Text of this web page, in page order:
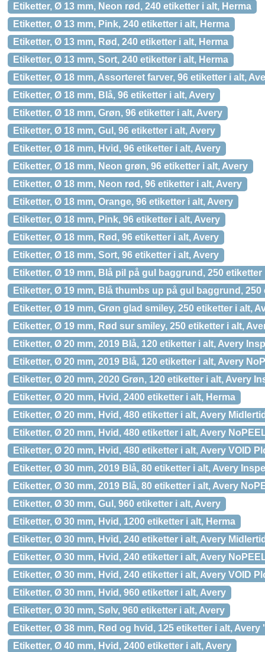
Etiketter, Ø 13 mm, Neon rød, 240 etiketter i alt, Herma
Etiketter, Ø 13 mm, Pink, 240 etiketter i alt, Herma
Etiketter, Ø 13 mm, Rød, 240 etiketter i alt, Herma
Etiketter, Ø 13 mm, Sort, 240 etiketter i alt, Herma
Etiketter, Ø 18 mm, Assorteret farver, 96 etiketter i alt,
Etiketter, Ø 18 mm, Blå, 96 etiketter i alt, Avery
Etiketter, Ø 18 mm, Grøn, 96 etiketter i alt, Avery
Etiketter, Ø 18 mm, Gul, 96 etiketter i alt, Avery
Etiketter, Ø 18 mm, Hvid, 96 etiketter i alt, Avery
Etiketter, Ø 18 mm, Neon grøn, 96 etiketter i alt, Avery
Etiketter, Ø 18 mm, Neon rød, 96 etiketter i alt, Avery
Etiketter, Ø 18 mm, Orange, 96 etiketter i alt, Avery
Etiketter, Ø 18 mm, Pink, 96 etiketter i alt, Avery
Etiketter, Ø 18 mm, Rød, 96 etiketter i alt, Avery
Etiketter, Ø 18 mm, Sort, 96 etiketter i alt, Avery
Etiketter, Ø 19 mm, Blå pil på gul baggrund, 250
Etiketter, Ø 19 mm, Blå thumbs up på gul baggrund,
Etiketter, Ø 19 mm, Grøn glad smiley, 250 etiketter i alt,
Etiketter, Ø 19 mm, Rød sur smiley, 250 etiketter i alt,
Etiketter, Ø 20 mm, 2019 Blå, 120 etiketter i alt, Avery
Etiketter, Ø 20 mm, 2019 Blå, 120 etiketter i alt, Avery
Etiketter, Ø 20 mm, 2020 Grøn, 120 etiketter i alt, Avery
Etiketter, Ø 20 mm, Hvid, 2400 etiketter i alt, Herma
Etiketter, Ø 20 mm, Hvid, 480 etiketter i alt, Avery
Etiketter, Ø 20 mm, Hvid, 480 etiketter i alt, Avery
Etiketter, Ø 20 mm, Hvid, 480 etiketter i alt, Avery VOID
Etiketter, Ø 30 mm, 2019 Blå, 80 etiketter i alt, Avery
Etiketter, Ø 30 mm, 2019 Blå, 80 etiketter i alt, Avery
Etiketter, Ø 30 mm, Gul, 960 etiketter i alt, Avery
Etiketter, Ø 30 mm, Hvid, 1200 etiketter i alt, Herma
Etiketter, Ø 30 mm, Hvid, 240 etiketter i alt, Avery
Etiketter, Ø 30 mm, Hvid, 240 etiketter i alt, Avery
Etiketter, Ø 30 mm, Hvid, 240 etiketter i alt, Avery VOID
Etiketter, Ø 30 mm, Hvid, 960 etiketter i alt, Avery
Etiketter, Ø 30 mm, Sølv, 960 etiketter i alt, Avery
Etiketter, Ø 38 mm, Rød og hvid, 125 etiketter i alt,
Etiketter, Ø 40 mm, Hvid, 2400 etiketter i alt, Avery